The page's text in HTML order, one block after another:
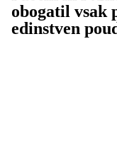
obogatil vsak
edinstven